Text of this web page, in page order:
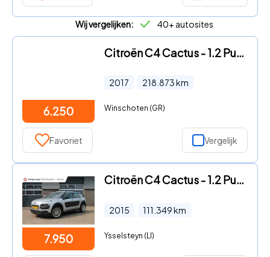
Wij vergelijken: 40+ autosites
6.250
Citroën C4 Cactus - 1.2 PureTech Business
2017 218.873km
Winschoten (GR)
Favoriet Vergelijk
7.950
Citroën C4 Cactus - 1.2 PureTech Business | Bluetooth | Cruise
2015 111.349km
Ysselsteyn (LI)